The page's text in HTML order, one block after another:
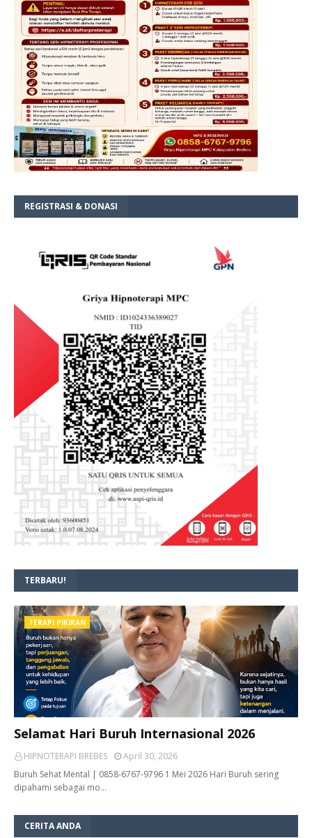
REGISTRASI & DONASI
TERBARU!
TERAPI PIKIRAN
Selamat Hari Buruh Internasional 2026
HIPNOTERAPI BREBES
April 30, 2026
Buruh Sehat Mental | 0858-6767-9796 1 Mei 2026 Hari Buruh sering
dipahami sebagai mo…
CERITA ANDA